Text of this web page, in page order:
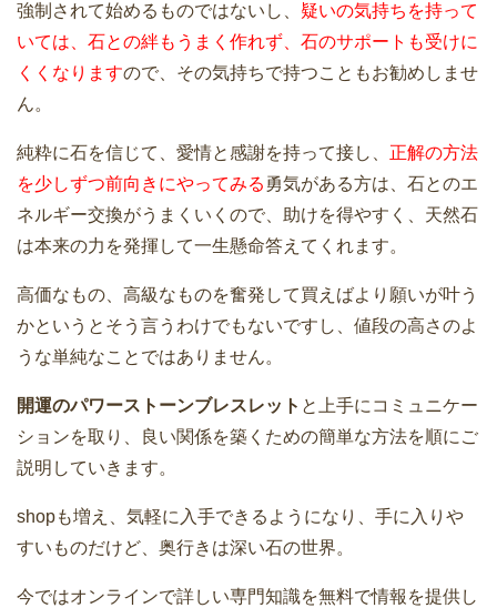
強制されて始めるものではないし、 疑いの気持ちを持って
いては、石との絆もうまく作れず、石のサポートも受けに
くくなりますので、その気持ちで持つこともお勧めしませ
ん。
純粋に石を信じて、愛情と感謝を持って接し、 正解の方法
を少しずつ前向きにやってみる 勇気がある方は、石とのエ
ネルギー交換がうまくいくので、助けを得やすく、天然石
は本来の力を発揮して一生懸命答えてくれます。
高価なもの、高級なものを奮発して買えばより願いが叶う
かというとそう言うわけでもないですし、値段の高さのよ
うな単純なことではありません。
開運のパワーストーンブレスレット と上手にコミュニケー
ションを取り、良い関係を築くための簡単な方法を順にご
説明していきます。
shopも増え、気軽に入手できるようになり、手に入りや
すいものだけど、奥行きは深い石の世界。
今ではオンラインで詳しい専門知識を無料で情報を提供し